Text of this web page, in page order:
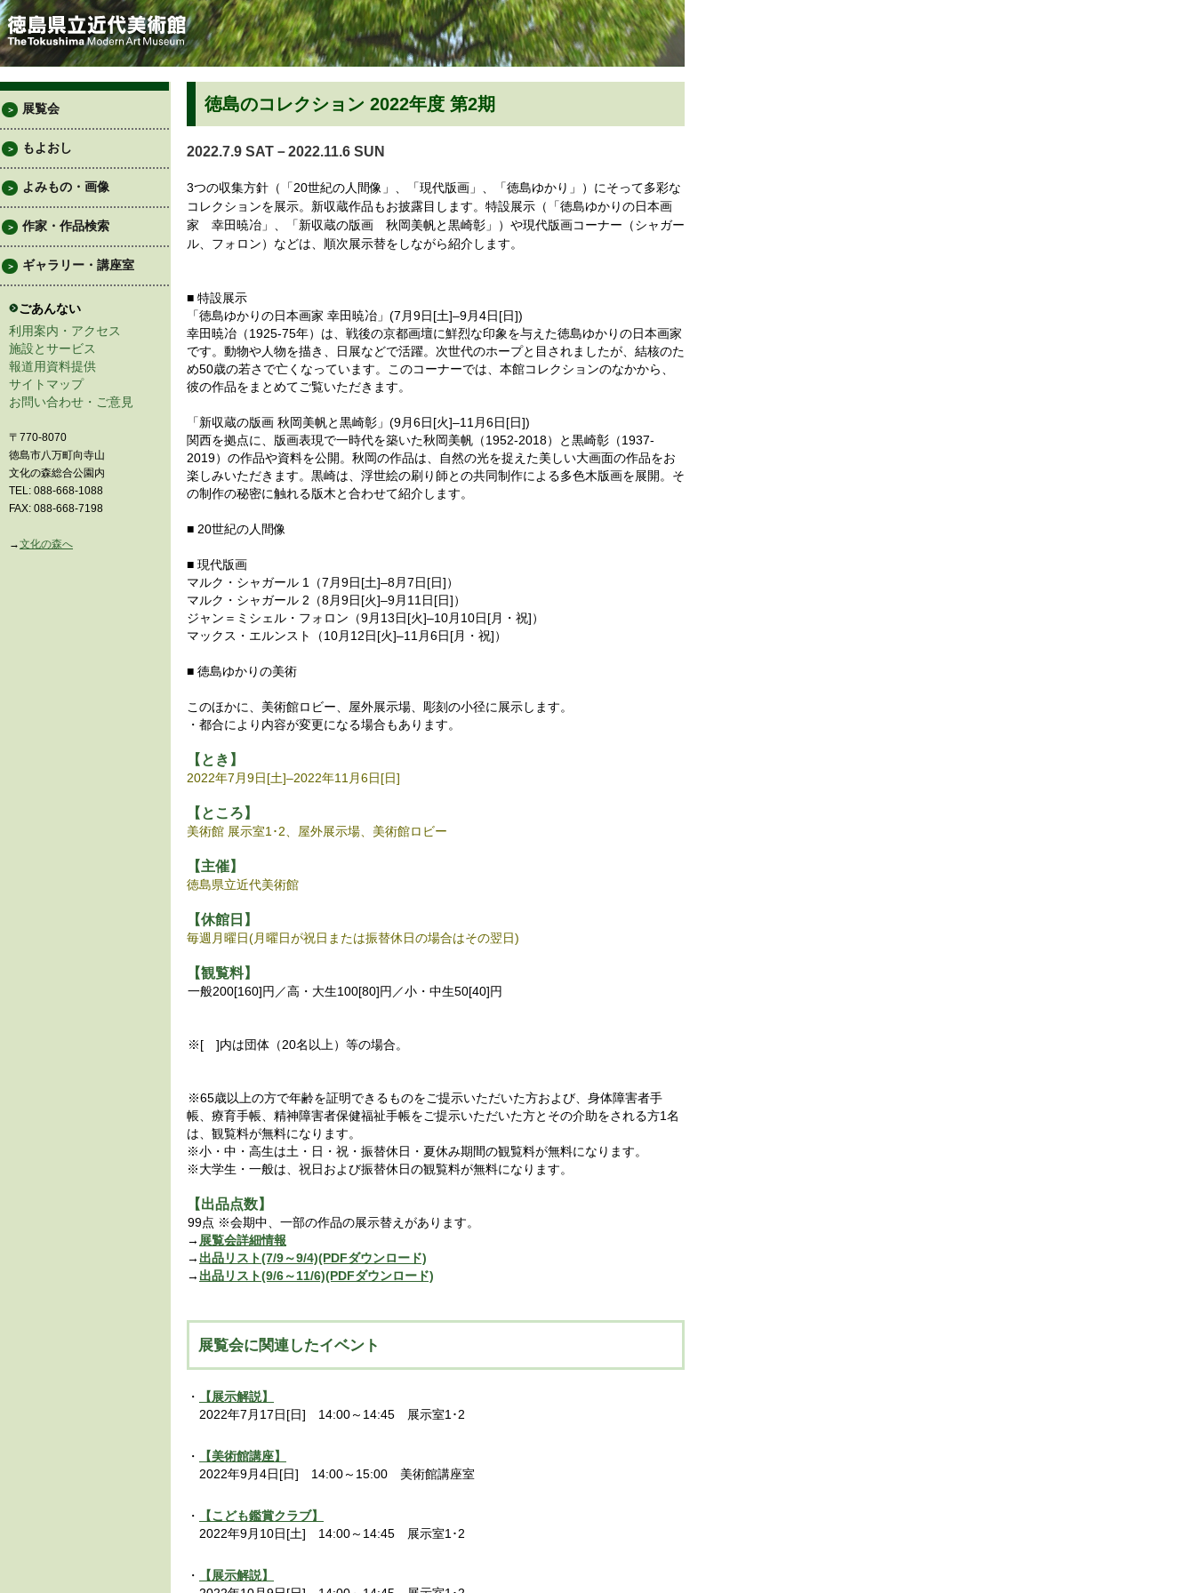
＞ 展覧会
＞ もよおし
＞ よみもの・画像
＞ 作家・作品検索
＞ ギャラリー・講座室
ごあんない
利用案内・アクセス
施設とサービス
報道用資料提供
サイトマップ
お問い合わせ・ご意見
〒770-8070
徳島市八万町向寺山
文化の森総合公園内
TEL: 088-668-1088
FAX: 088-668-7198
→文化の森へ
徳島のコレクション 2022年度 第2期
2022.7.9 SAT－2022.11.6 SUN
3つの収集方針（「20世紀の人間像」、「現代版画」、「徳島ゆかり」）にそって多彩な
コレクションを展示。新収蔵作品もお披露目します。特設展示（「徳島ゆかりの日本画
家 幸田暁冶」、「新収蔵の版画 秋岡美帆と黒崎彰」）や現代版画コーナー（シャガー
ル、フォロン）などは、順次展示替をしながら紹介します。
■ 特設展示
「徳島ゆかりの日本画家 幸田暁冶」(7月9日[土]–9月4日[日])
幸田暁冶（1925-75年）は、戦後の京都画壇に鮮烈な印象を与えた徳島ゆかりの日本画家
です。動物や人物を描き、日展などで活躍。次世代のホープと目されましたが、結核のた
め50歳の若さで亡くなっています。このコーナーでは、本館コレクションのなかから、
彼の作品をまとめてご覧いただきます。
「新収蔵の版画 秋岡美帆と黒崎彰」(9月6日[火]–11月6日[日])
関西を拠点に、版画表現で一時代を築いた秋岡美帆（1952-2018）と黒崎彰（1937-
2019）の作品や資料を公開。秋岡の作品は、自然の光を捉えた美しい大画面の作品をお
楽しみいただきます。黒崎は、浮世絵の刷り師との共同制作による多色木版画を展開。そ
の制作の秘密に触れる版木と合わせて紹介します。
■ 20世紀の人間像
■ 現代版画
マルク・シャガール 1（7月9日[土]–8月7日[日]）
マルク・シャガール 2（8月9日[火]–9月11日[日]）
ジャン＝ミシェル・フォロン（9月13日[火]–10月10日[月・祝]）
マックス・エルンスト（10月12日[火]–11月6日[月・祝]）
■ 徳島ゆかりの美術
このほかに、美術館ロビー、屋外展示場、彫刻の小径に展示します。
・都合により内容が変更になる場合もあります。
【とき】
2022年7月9日[土]–2022年11月6日[日]
【ところ】
美術館 展示室1･2、屋外展示場、美術館ロビー
【主催】
徳島県立近代美術館
【休館日】
毎週月曜日(月曜日が祝日または振替休日の場合はその翌日)
【観覧料】
一般200[160]円／高・大生100[80]円／小・中生50[40]円
※[ ]内は団体（20名以上）等の場合。
※65歳以上の方で年齢を証明できるものをご提示いただいた方および、身体障害者手
帳、療育手帳、精神障害者保健福祉手帳をご提示いただいた方とその介助をされる方1名
は、観覧料が無料になります。
※小・中・高生は土・日・祝・振替休日・夏休み期間の観覧料が無料になります。
※大学生・一般は、祝日および振替休日の観覧料が無料になります。
【出品点数】
99点 ※会期中、一部の作品の展示替えがあります。
→ 展覧会詳細情報
→ 出品リスト(7/9～9/4)(PDFダウンロード)
→ 出品リスト(9/6～11/6)(PDFダウンロード)
展覧会に関連したイベント
・
【展示解説】
2022年7月17日[日] 14:00～14:45 展示室1･2
・
【美術館講座】
2022年9月4日[日] 14:00～15:00 美術館講座室
・
【こども鑑賞クラブ】
2022年9月10日[土] 14:00～14:45 展示室1･2
・
【展示解説】